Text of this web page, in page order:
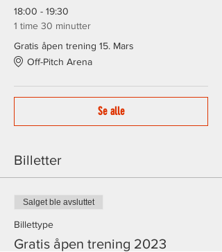
18:00 - 19:30
1 time 30 minutter
Gratis åpen trening 15. Mars
Off-Pitch Arena
Se alle
Billetter
Salget ble avsluttet
Billettype
Gratis åpen trening 2023